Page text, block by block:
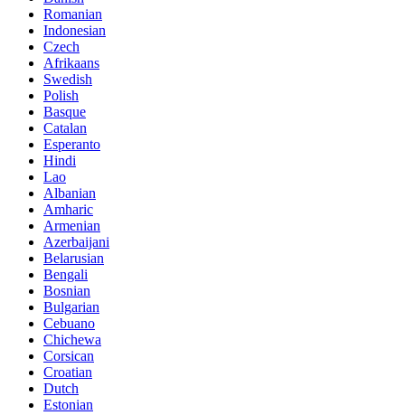
Romanian
Indonesian
Czech
Afrikaans
Swedish
Polish
Basque
Catalan
Esperanto
Hindi
Lao
Albanian
Amharic
Armenian
Azerbaijani
Belarusian
Bengali
Bosnian
Bulgarian
Cebuano
Chichewa
Corsican
Croatian
Dutch
Estonian